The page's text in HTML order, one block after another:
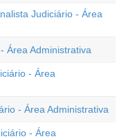
Judiciário - Área
Área Administrativa
- Área
- Área Administrativa
- Área